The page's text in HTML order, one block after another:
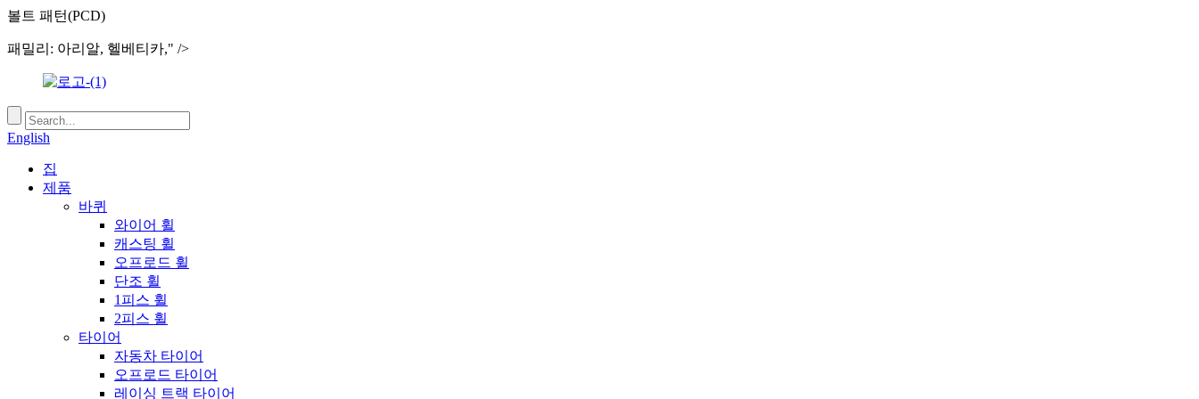
볼트 패턴(PCD)
패밀리: 아리알, 헬베티카," />
English
집
제품
바퀴
와이어 휠
캐스팅 휠
오프로드 휠
단조 휠
1피스 휠
2피스 휠
타이어
자동차 타이어
오프로드 타이어
레이싱 트랙 타이어